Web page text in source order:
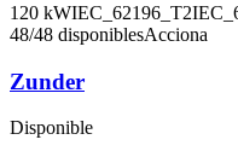
120 kWIEC_62196_T2
48/48 disponiblesAcciona
Zunder
Disponible